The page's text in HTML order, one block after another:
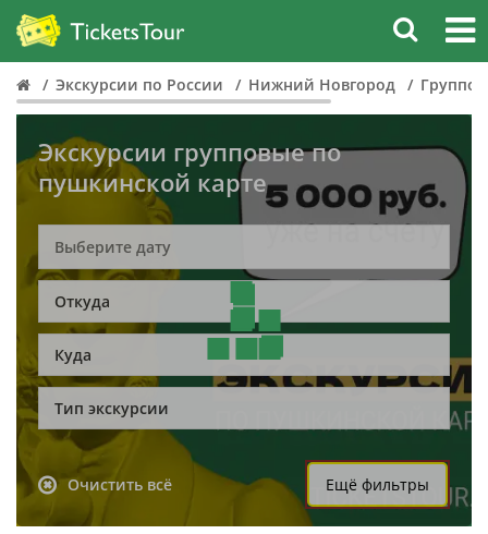
Экскурсии по России Нижний Новгород
Экскурсии групповые по
пушкинской карте
Откуда
Куда
Тип экскурсии
Очистить всё Ещё фильтры